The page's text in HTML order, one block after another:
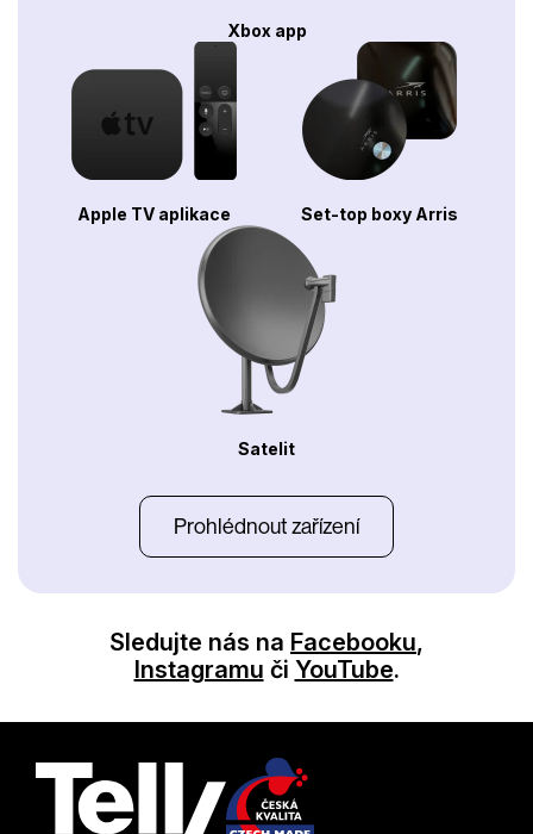
Xbox app
Apple TV aplikace Set-top boxy Arris
Satelit
Prohlédnout zařízení
Sledujte nás na Facebooku,
Instagramu či YouTube.